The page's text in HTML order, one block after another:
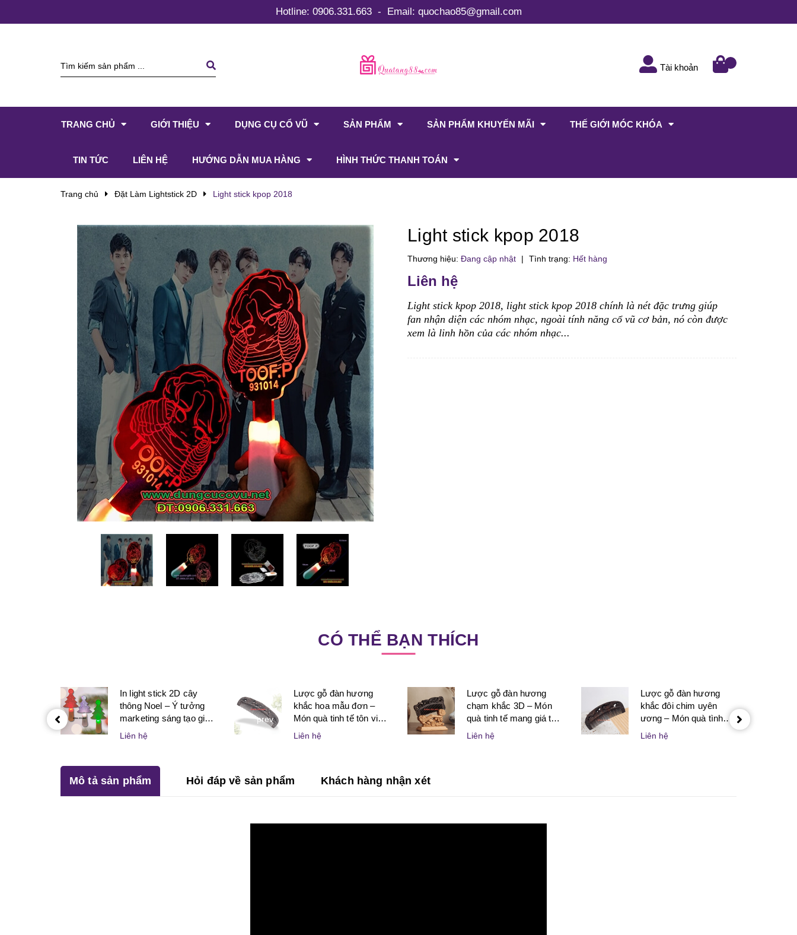
Hotline: 0906.331.663 - Email: quochao85@gmail.com
Tài khoản
TRANG CHỦ GIỚI THIỆU DỤNG CỤ CỔ VŨ SẢN PHẨM SẢN PHẨM KHUYẾN MÃI THẾ GIỚI MÓC KHÓA
TIN TỨC LIÊN HỆ HƯỚNG DẪN MUA HÀNG HÌNH THỨC THANH TOÁN
Trang chủ Đặt Làm Lightstick 2D Light stick kpop 2018
Light stick kpop 2018
Thương hiệu: Đang cập nhật | Tình trạng: Hết hàng
Liên hệ
Light stick kpop 2018, light stick kpop 2018 chính là nét đặc trưng giúp
fan nhận diện các nhóm nhạc, ngoài tính năng cổ vũ cơ bản, nó còn được
xem là linh hồn của các nhóm nhạc...
CÓ THỂ BẠN THÍCH
In light stick 2D cây
thông Noel – Ý tưởng
marketing sáng tạo giúp
doanh nghiệp bùng nổ
mùa lễ hội
Liên hệ
Lược gỗ đàn hương
khắc hoa mẫu đơn –
Món quà tinh tế tôn vinh
vẻ đẹp và sự may mắn
dành cho phụ nữ
Liên hệ
Lược gỗ đàn hương
chạm khắc 3D – Món
quà tinh tế mang giá trị
nghệ thuật và ý nghĩa
dành tặng người thân
Liên hệ
Lược gỗ đàn hương
khắc đôi chim uyên
ương – Món quà tình
yêu tinh tế dành cho
người yêu và vợ chồng
Liên hệ
prev
Mô tả sản phẩm Hỏi đáp về sản phẩm Khách hàng nhận xét